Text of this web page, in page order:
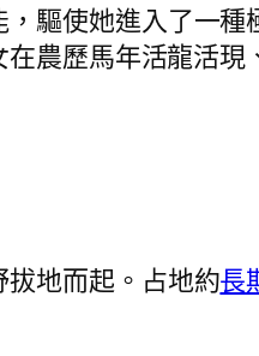
驅使她進入了一種
農歷馬年活龍活現
地而起。占地約長